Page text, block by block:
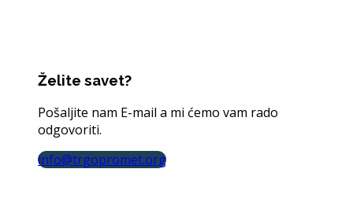
Želite savet?
Pošaljite nam E-mail a mi ćemo vam rado
odgovoriti.
info@trgopromet.org